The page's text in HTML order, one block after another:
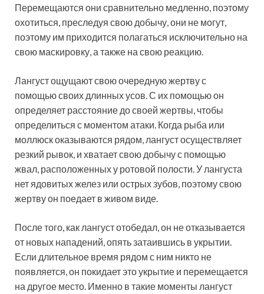
Перемещаются они сравнительно медленно, поэтому
охотиться, преследуя свою добычу, они не могут,
поэтому им приходится полагаться исключительно на
свою маскировку, а также на свою реакцию.
Лангуст ощущают свою очередную жертву с
помощью своих длинных усов. С их помощью он
определяет расстояние до своей жертвы, чтобы
определиться с моментом атаки. Когда рыба или
моллюск оказываются рядом, лангуст осуществляет
резкий рывок, и хватает свою добычу с помощью
жвал, расположенных у ротовой полости. У лангуста
нет ядовитых желез или острых зубов, поэтому свою
жертву он поедает в живом виде.
После того, как лангуст отобедал, он не отказывается
от новых нападений, опять затаившись в укрытии.
Если длительное время рядом с ним никто не
появляется, он покидает это укрытие и перемещается
на другое место. Именно в такие моменты лангуст